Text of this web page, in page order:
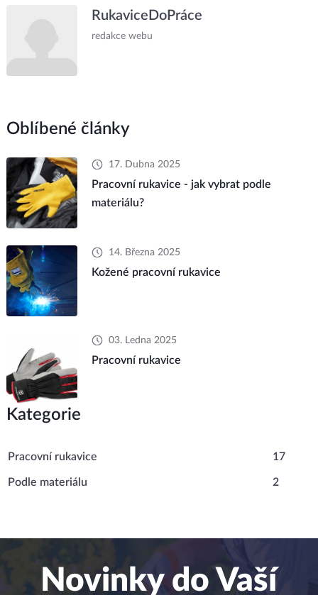
RukaviceDoPráce
redakce webu
Oblíbené články
17. Dubna 2025
Pracovní rukavice - jak vybrat podle
materiálu?
14. Března 2025
Kožené pracovní rukavice
03. Ledna 2025
Pracovní rukavice
Kategorie
Pracovní rukavice 17
Podle materiálu 2
Novinky do Vaší